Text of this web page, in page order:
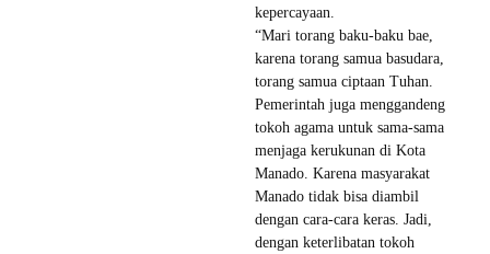
kepercayaan.
“Mari torang baku-baku bae,
karena torang samua basudara,
torang samua ciptaan Tuhan.
Pemerintah juga menggandeng
tokoh agama untuk sama-sama
menjaga kerukunan di Kota
Manado. Karena masyarakat
Manado tidak bisa diambil
dengan cara-cara keras. Jadi,
dengan keterlibatan tokoh